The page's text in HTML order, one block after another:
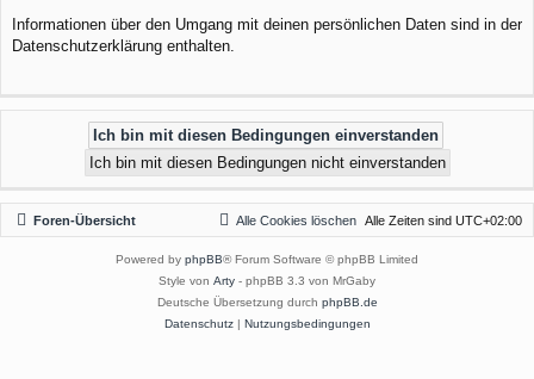
Informationen über den Umgang mit deinen persönlichen Daten sind in der
Datenschutzerklärung enthalten.
Foren-Übersicht Alle Zeiten sind UTC+02:00
Alle Cookies löschen
Powered by phpBB® Forum Software © phpBB Limited
Style von Arty - phpBB 3.3 von MrGaby
Deutsche Übersetzung durch phpBB.de
Datenschutz| Nutzungsbedingungen